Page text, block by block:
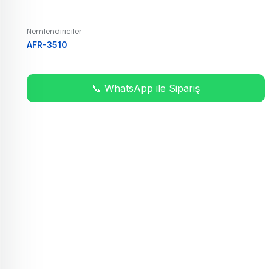
Nemlendiriciler
AFR-3510
📞 WhatsApp ile Sipariş